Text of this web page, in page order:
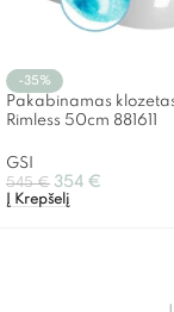
-35%
Pakabinamas
Rimless 50cm 881611
GSI
545€ 354 €
Į Krepšelį